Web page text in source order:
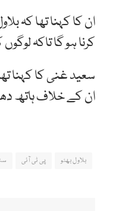
ان کا کہنا تھا کہ
کرنا ہو گا تاکہ
سعید غنی کا کہنا
ان کے خلاف ہاتھ
بلاول بھٹو پی ٹی آئی